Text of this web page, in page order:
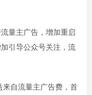
量主广告，增加重启
引导公众号关注，流
自流量主广告费，首